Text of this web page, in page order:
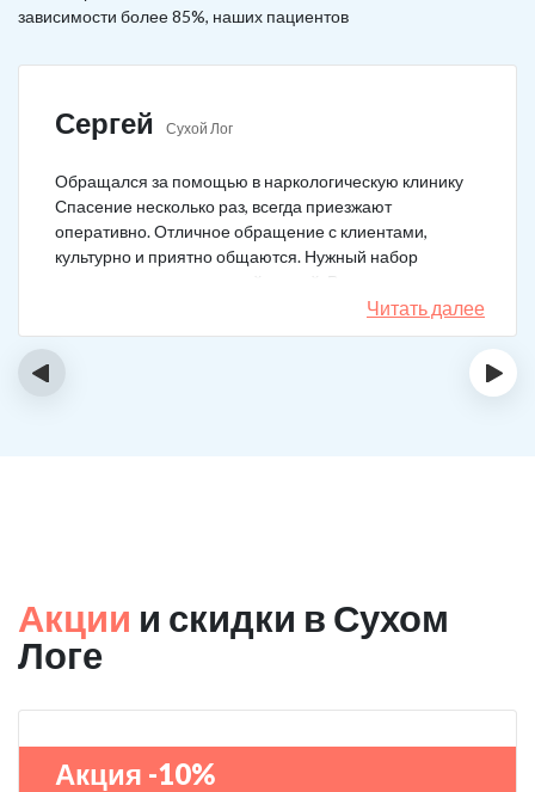
зависимости более 85%, наших пациентов
Сергей Сухой Лог
Обращался за помощью в наркологическую клинику
Спасение несколько раз, всегда приезжают
оперативно. Отличное обращение с клиентами,
культурно и приятно общаются. Нужный набор
медикаментов под каждый случай. Разное состояние,
Читать далее
‹ ›
Акции и скидки в Сухом
Логе
Акция -10%